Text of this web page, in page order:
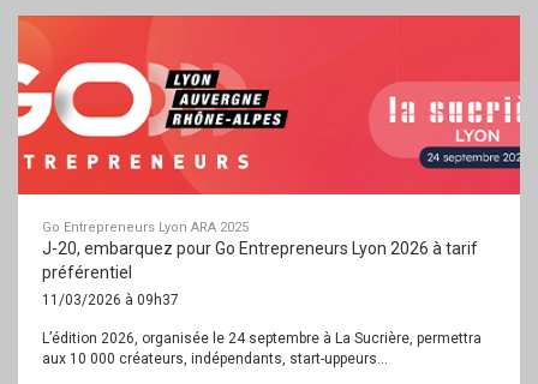
Go Entrepreneurs Lyon ARA 2025
J-20, embarquez pour Go Entrepreneurs Lyon 2026 à tarif
préférentiel
11/03/2026 à 09h37
L’édition 2026, organisée le 24 septembre à La Sucrière, permettra
aux 10 000 créateurs, indépendants, start-uppeurs...